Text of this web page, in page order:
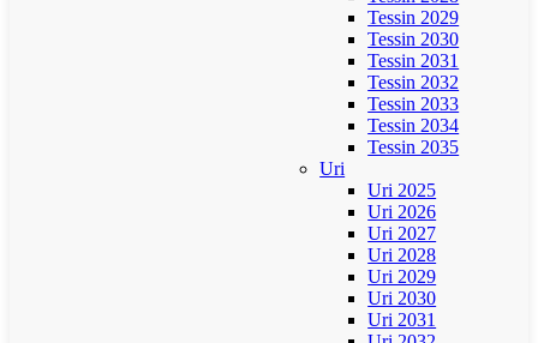
Tessin 2029
Tessin 2030
Tessin 2031
Tessin 2032
Tessin 2033
Tessin 2034
Tessin 2035
Uri
Uri 2025
Uri 2026
Uri 2027
Uri 2028
Uri 2029
Uri 2030
Uri 2031